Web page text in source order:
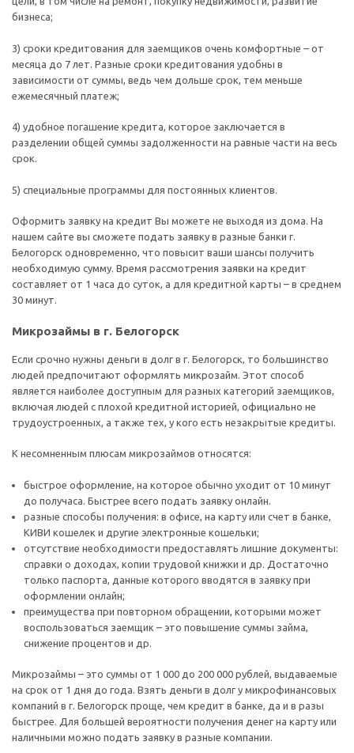
бизнеса;
3) сроки кредитования для заемщиков очень комфортные – от
месяца до 7 лет. Разные сроки кредитования удобны в
зависимости от суммы, ведь чем дольше срок, тем меньше
ежемесячный платеж;
4) удобное погашение кредита, которое заключается в
разделении общей суммы задолженности на равные части на весь
срок.
5) специальные программы для постоянных клиентов.
Оформить заявку на кредит Вы можете не выходя из дома. На
нашем сайте вы сможете подать заявку в разные банки г.
Белогорск одновременно, что повысит ваши шансы получить
необходимую сумму. Время рассмотрения заявки на кредит
составляет от 1 часа до суток, а для кредитной карты – в среднем
30 минут.
Микрозаймы в г. Белогорск
Если срочно нужны деньги в долг в г. Белогорск, то большинство
людей предпочитают оформлять микрозайм. Этот способ
является наиболее доступным для разных категорий заемщиков,
включая людей с плохой кредитной историей, официально не
трудоустроенных, а также тех, у кого есть незакрытые кредиты.
К несомненным плюсам микрозаймов относятся:
быстрое оформление, на которое обычно уходит от 10 минут
до получаса. Быстрее всего подать заявку онлайн.
разные способы получения: в офисе, на карту или счет в банке,
КИВИ кошелек и другие электронные кошельки;
отсутствие необходимости предоставлять лишние документы:
справки о доходах, копии трудовой книжки и др. Достаточно
только паспорта, данные которого вводятся в заявку при
оформлении онлайн;
преимущества при повторном обращении, которыми может
воспользоваться заемщик – это повышение суммы займа,
снижение процентов и др.
Микрозаймы – это суммы от 1 000 до 200 000 рублей, выдаваемые
на срок от 1 дня до года. Взять деньги в долг у микрофинансовых
компаний в г. Белогорск проще, чем кредит в банке, да и в разы
быстрее. Для большей вероятности получения денег на карту или
наличными можно подать заявку в разные компании.